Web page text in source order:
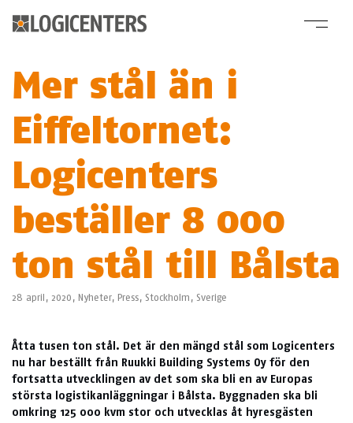
Mer stål än i
Eiffeltornet:
Logicenters
beställer 8 000
ton stål till Bålsta
28 april, 2020, Nyheter, Press, Stockholm , Sverige
Åtta tusen ton stål. Det är den mängd stål som Logicenters
nu har beställt från Ruukki Building Systems Oy för den
fortsatta utvecklingen av det som ska bli en av Europas
största logistikanläggningar i Bålsta. Byggnaden ska bli
omkring 125 000 kvm stor och utvecklas åt hyresgästen